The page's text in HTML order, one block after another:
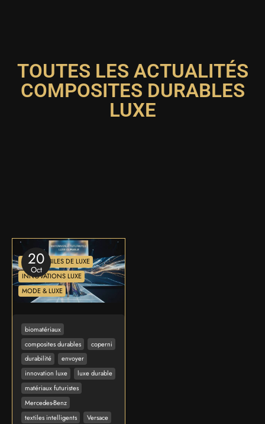
TOUTES LES ACTUALITÉS
COMPOSITES DURABLES
LUXE
20
Oct
AUTOMOBILES DE LUXE
INNOVATIONS LUXE
MODE & LUXE
biomatériaux
composites durables
coperni
durabilité
envoyer
innovation luxe
luxe durable
matériaux futuristes
Mercedes-Benz
textiles intelligents
Versace